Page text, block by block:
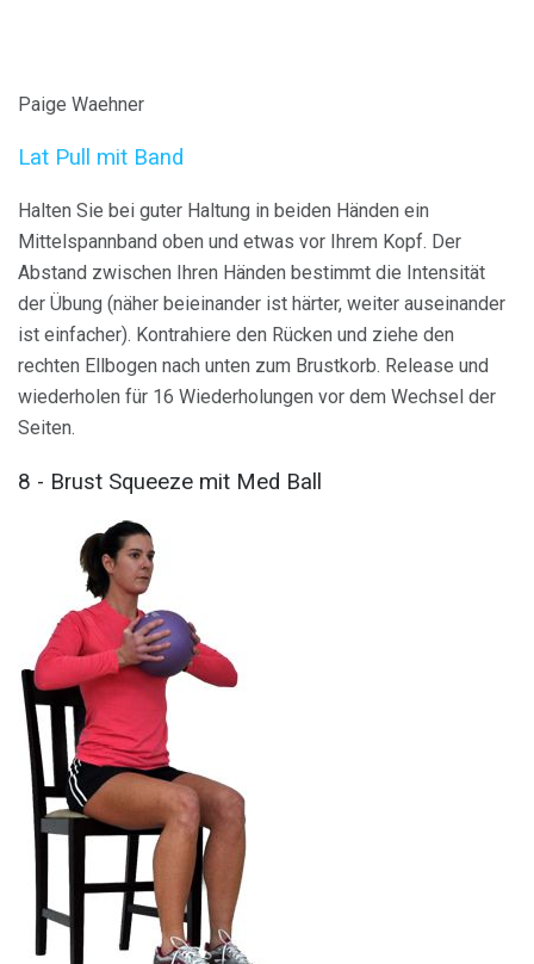
Paige Waehner
Lat Pull mit Band
Halten Sie bei guter Haltung in beiden Händen ein
Mittelspannband oben und etwas vor Ihrem Kopf. Der
Abstand zwischen Ihren Händen bestimmt die Intensität
der Übung (näher beieinander ist härter, weiter auseinander
ist einfacher). Kontrahiere den Rücken und ziehe den
rechten Ellbogen nach unten zum Brustkorb. Release und
wiederholen für 16 Wiederholungen vor dem Wechsel der
Seiten.
8 - Brust Squeeze mit Med Ball